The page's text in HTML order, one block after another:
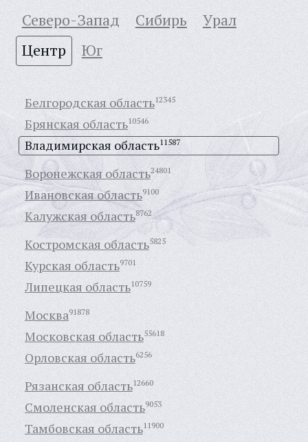
Северо-Запад
Сибирь
Урал
Центр
Юг
Белгородская область12345
Брянская область10546
Владимирская область11587
Воронежская область24801
Ивановская область9100
Калужская область8762
Костромская область5825
Курская область9701
Липецкая область10759
Москва91878
Московская область55618
Орловская область6256
Рязанская область12660
Смоленская область9053
Тамбовская область11900